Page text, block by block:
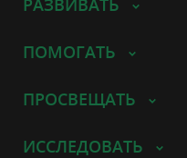
ПОМОГАТЬ
ПРОСВЕЩАТЬ
ИССЛЕДОВАТЬ